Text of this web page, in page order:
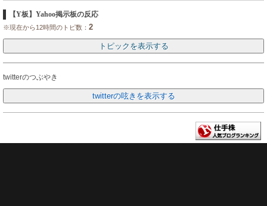
【Y板】Yahoo掲示板の反応
※現在から12時間のトピ数： 2
twitterのつぶやき